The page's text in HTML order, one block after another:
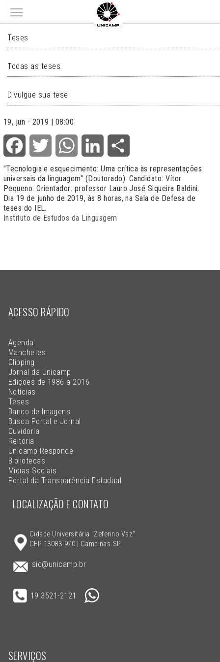
Main menu
TESES
Teses
Todas as teses
Divulgue sua tese
19, jun - 2019 | 08:00
Facebook Twitter WhatsApp LinkedIn
"Tecnologia e esquecimento: Uma crítica às representações
universais da linguagem" (Doutorado). Candidato: Vítor
Pequeno. Orientador: professor Lauro José Siqueira Baldini.
Dia 19 de junho de 2019, às 8 horas, na Sala de Defesa de
teses do IEL.
Instituto de Estudos da Linguagem
ACESSO RÁPIDO
Agenda
Manchetes
Clipping
Jornal da Unicamp
Edições de 1986 a 2016
Notícias
Teses
Banco de Imagens
Busca Portal e Jornal
Ouvidoria
Reitoria
Unicamp Responde
Bibliotecas
Mídias Sociais
Portal da Transparência Estadual
LOCALIZAÇÃO E CONTATO
Cidade Universitária "Zeferino Vaz"
CEP 13083-970 | Campinas-SP
sic@unicamp.br
19 3521-2121
SERVIÇOS